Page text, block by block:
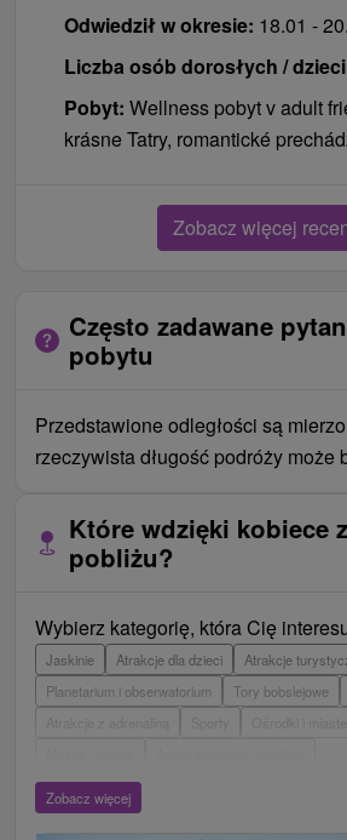
Odwiedził w okresie: 18.01 -
Liczba osób dorosłych /
Pobyt: Wellness pobyt v adult
krásne Tatry, romantické
Zobacz więcej
Często zadawane
pobytu
Przedstawione odległości są
rzeczywista długość podróży może
Które wdzięki kobiece
pobliżu?
Wybierz kategorię, która Cię
Jaskinie Atrakcje dla dzieci
Atrakcje
Planetarium i obserwatorium
Tory bobslejowe
Atrakcje z adrenaliną
Wieże obserwacyjne i chodniki
Escaperoom
Zobacz więcej